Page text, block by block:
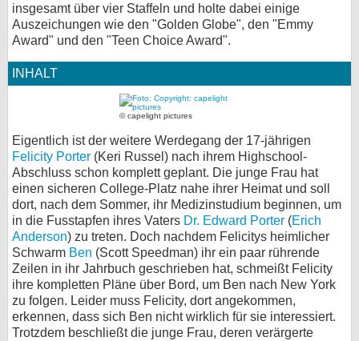
insgesamt über vier Staffeln und holte dabei einige
Auszeichungen wie den "Golden Globe", den "Emmy
Award" und den "Teen Choice Award".
INHALT
© capelight pictures
Eigentlich ist der weitere Werdegang der 17-jährigen
Felicity Porter (Keri Russel) nach ihrem Highschool-
Abschluss schon komplett geplant. Die junge Frau hat
einen sicheren College-Platz nahe ihrer Heimat und soll
dort, nach dem Sommer, ihr Medizinstudium beginnen, um
in die Fusstapfen ihres Vaters Dr. Edward Porter (Erich
Anderson) zu treten. Doch nachdem Felicitys heimlicher
Schwarm Ben (Scott Speedman) ihr ein paar rührende
Zeilen in ihr Jahrbuch geschrieben hat, schmeißt Felicity
ihre kompletten Pläne über Bord, um Ben nach New York
zu folgen. Leider muss Felicity, dort angekommen,
erkennen, dass sich Ben nicht wirklich für sie interessiert.
Trotzdem beschließt die junge Frau, deren verärgerte
Cookie-Einstellungen
Impressum
Desktop-Ansicht
myFanbase